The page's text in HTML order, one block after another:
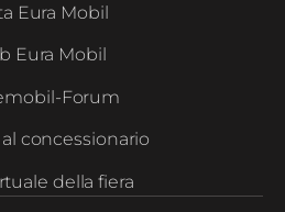
Eura Mobil
Eura Mobil
Forum
concessionario
della fiera